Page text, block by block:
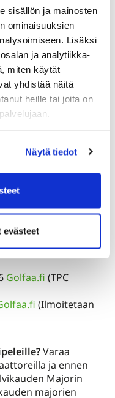
sisällön ja mainosten
ominaisuuksien
Lisäksi
ja analytiikka-
miten käytät
yhdistää näitä
heille tai joita on
Näytä tiedot
evästeet
osakilpailun
4 parasta SCR-
sarjan pelaajaa.
15€ hlö/kilpailu,
Lisäksi
paremman
: Golfhallin
75€, muut 80€.
Golfaa.fi(Clear
Golfaa.fi (TPC
(Ilmoitetaan
Varaa
ja ennen
Majorin
majorien